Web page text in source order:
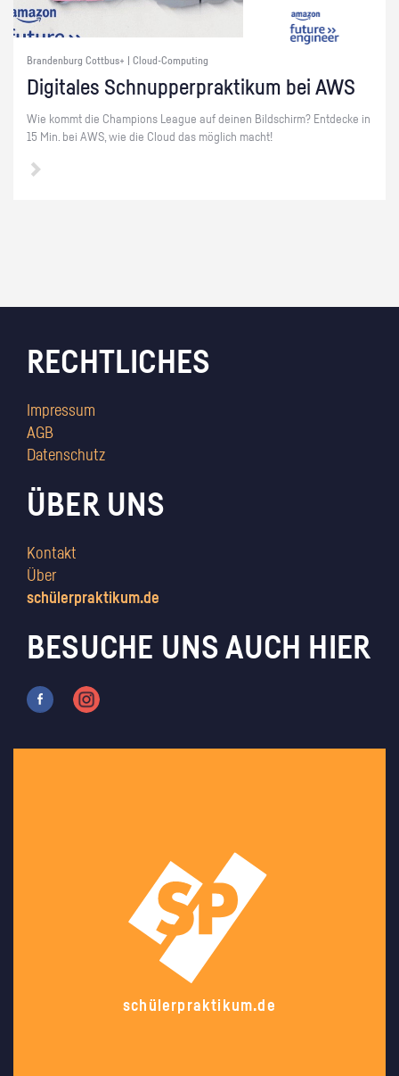
Brandenburg Cottbus+ | Cloud-Computing
Di­gi­ta­les Schnup­per­prak­ti­kum bei AWS
Wie kommt die Cham­pi­ons Le­ague auf dei­nen Bild­schirm? Ent­de­cke in
15 Min. bei AWS, wie die Cloud das mög­lich macht!
RECHTLICHES
Impressum
AGB
Datenschutz
ÜBER UNS
Kontakt
Über
schülerpraktikum.de
BESUCHE UNS AUCH HIER
schülerpraktikum.de